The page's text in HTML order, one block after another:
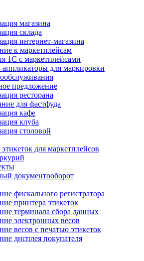
магазина
склада
интернет-магазина
к маркетплейсам
1С с маркетплейсами
для маркировки
предложение
ресторана
для фастфуда
кафе
клуба
столовой
для маркетплейсов
документооборот
фискального регистратора
принтера этикеток
терминала сбора данных
электронных весов
весов с печатью этикеток
дисплея покупателя